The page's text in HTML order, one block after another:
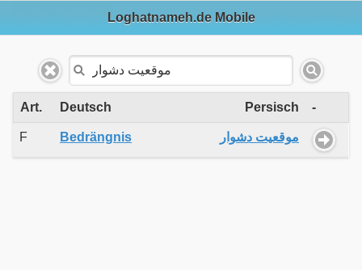
Loghatnameh.de Mobile
Art. Deutsch Persisch -
F Bedrängnis موقعیت دشوار